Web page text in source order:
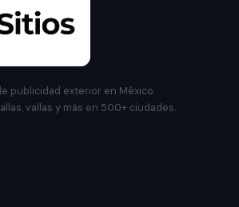
publicidad exterior en México.
vallas y más en 500+ ciudades.